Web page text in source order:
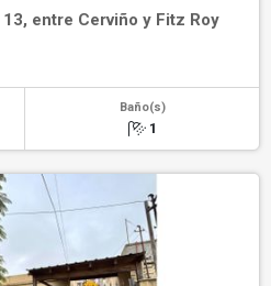
entre Cerviño y Fitz Roy
Baño(s)
1